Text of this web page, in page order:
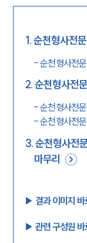
1.순천형사전
-순천형사전
2.순천형사전
-순천형사전
-순천형사전
3.순천형사전
마무리
▶︎ 결과 이미지 바
▶︎ 관련 구성원 바